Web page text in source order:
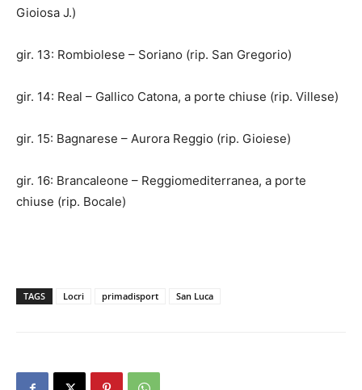
Gioiosa J.)
gir. 13: Rombiolese – Soriano (rip. San Gregorio)
gir. 14: Real – Gallico Catona, a porte chiuse (rip. Villese)
gir. 15: Bagnarese – Aurora Reggio (rip. Gioiese)
gir. 16: Brancaleone – Reggiomediterranea, a porte
chiuse (rip. Bocale)
TAGS Locri primadisport San Luca